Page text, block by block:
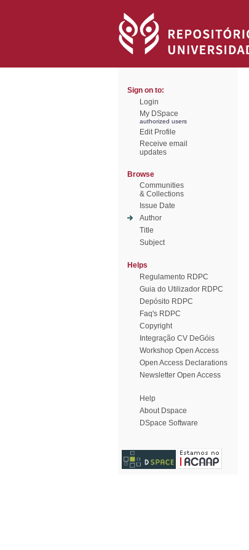
Sign on to:
Login
My DSpace
authorized users
Edit Profile
Receive email
updates
Browse
Communities
& Collections
Issue Date
Author
Title
Subject
Helps
Regulamento RDPC
Guia do Utilizador RDPC
Depósito RDPC
Faq's RDPC
Copyright
Integração CV DeGóis
Workshop Open Access
Open Access Declarations
Newsletter Open Access
Help
About Dspace
DSpace Software